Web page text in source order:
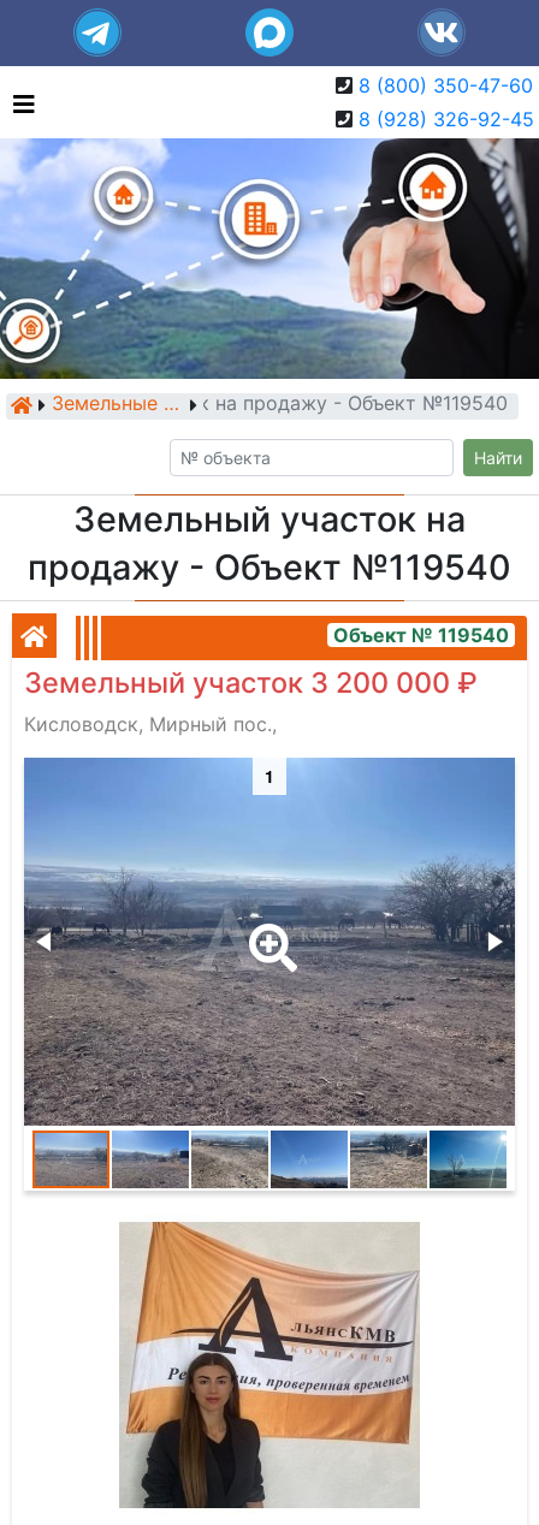
8 (800) 350-47-60
8 (928) 326-92-45
Земельные участки
Земельный участок на продажу - Объект №119540
Найти
Земельный участок на
продажу - Объект №119540
Объект № 119540
Земельный участок 3 200 000 ₽
Кисловодск, Мирный пос.,
1